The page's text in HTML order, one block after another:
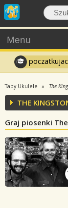
Menu
Taby Ukulele The
THE
Graj piosenki